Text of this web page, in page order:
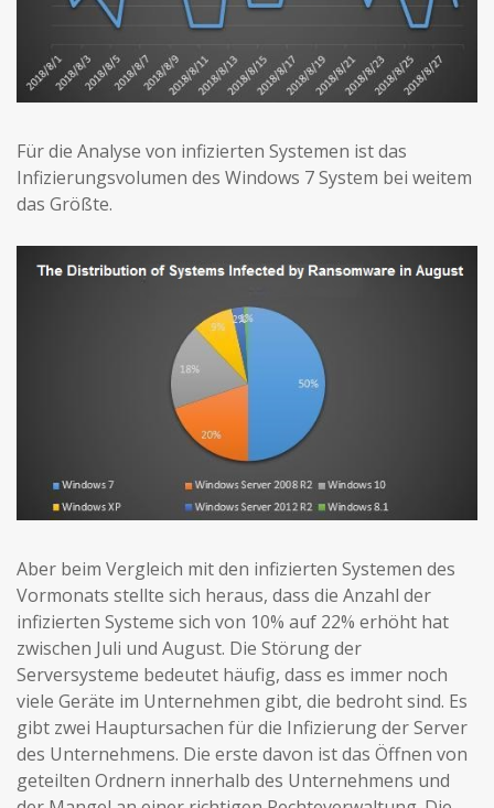
Für die Analyse von infizierten Systemen ist das
Infizierungsvolumen des Windows 7 System bei weitem
das Größte.
Aber beim Vergleich mit den infizierten Systemen des
Vormonats stellte sich heraus, dass die Anzahl der
infizierten Systeme sich von 10% auf 22% erhöht hat
zwischen Juli und August. Die Störung der
Serversysteme bedeutet häufig, dass es immer noch
viele Geräte im Unternehmen gibt, die bedroht sind. Es
gibt zwei Hauptursachen für die Infizierung der Server
des Unternehmens. Die erste davon ist das Öffnen von
geteilten Ordnern innerhalb des Unternehmens und